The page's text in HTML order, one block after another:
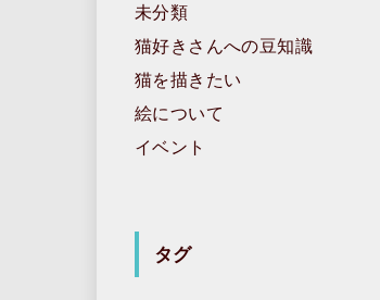
未分類
猫好きさんへの豆知識
猫を描きたい
絵について
イベント
タグ